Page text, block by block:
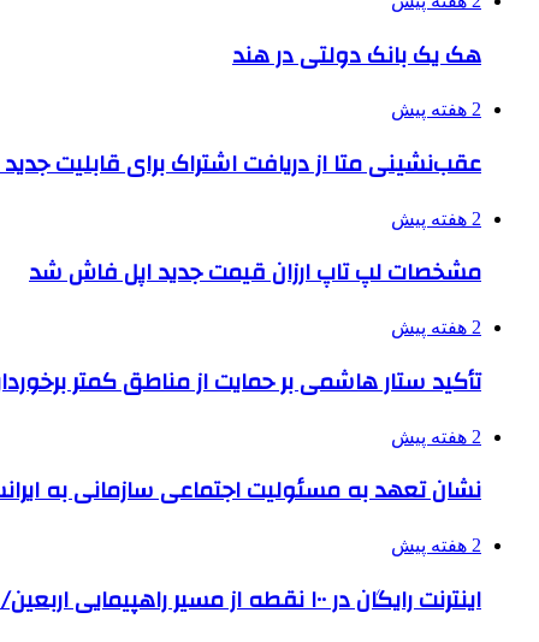
هک یک بانک دولتی در هند
2 هفته پیش
عقب‌نشینی متا از دریافت اشتراک برای قابلیت
2 هفته پیش
مشخصات لپ تاپ ارزان قیمت جدید اپل فاش شد
2 هفته پیش
تأکید ستار هاشمی بر حمایت از مناطق کمتر
2 هفته پیش
نشان تعهد به مسئولیت اجتماعی سازمانی به
2 هفته پیش
اینترنت رایگان در ۱۰۰ نقطه از مسیر راهپیمایی اربعین/ تامین ارز زائران